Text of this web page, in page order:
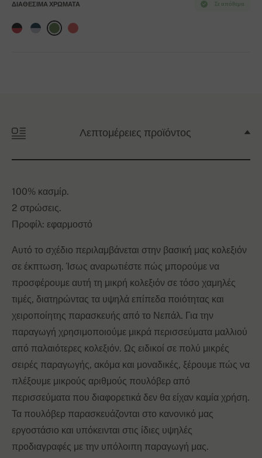
Σε απόθεμα
ΔΙΑΘΈΣΙΜΑ ΧΡΏΜΑΤΑ
Λεπτομέρειες προϊόντος
100% κασμίρ.
2 στρώσεις.
Προφίλ: εφαρμοστό
Αυτό το σχέδιο περιλαμβάνεται στην βασική μας κολεξιόν
σε έκπτωση. Ίσως αναρωτιέστε πώς μπορούμε να
προσφέρουμε αυτή τη μικρή κολεξιόν σε τόσο χαμηλές
τιμές, διατηρώντας τα υψηλά επίπεδα ποιότητας και
χειροποίητης παρασκευής από το Νεπάλ. Για την
παραγωγή χρησιμοποιούμε μικρά περισσεύματα μαλλιού
από παλαιότερες κολεξιόν. Ως ειδικοί σε πολύ μικρές
σειρές παραγωγής, ακόμα και μοναδικές, ξέρουμε πώς να
πλέξουμε μικρούς αριθμούς πουλόβερ από
περισσεύματα που διαφορετικά δεν θα είχαν καμία χρήση.
Τα πουλόβερ παρασκευάζονται στο κανονικό μας
εργοστάσιο και υπόκεινται στις ίδιες υψηλές
προδιαγραφές με την υπόλοιπη παραγωγή μας.